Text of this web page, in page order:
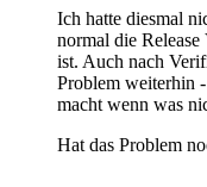
Ich hatte diesmal
normal die
ist. Auch nach
Problem weiterhin -
macht wenn was
Hat das Problem